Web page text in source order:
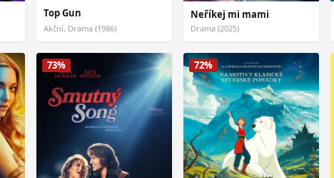
Top Gun
Akční, Drama (1986)
Neříkej mi mami
Drama (2025)
73% 72%